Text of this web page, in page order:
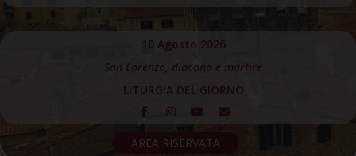
10 Agosto 2026
San Lorenzo, diacono e martire
LITURGIA DEL GIORNO
AREA RISERVATA